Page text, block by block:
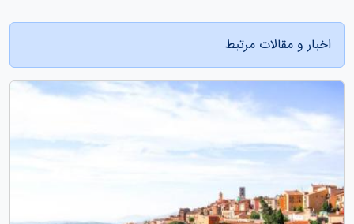
اخبار و مقالات مرتبط